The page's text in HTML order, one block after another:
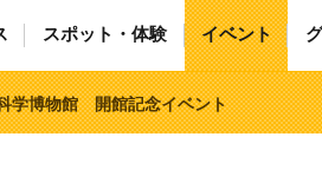
スポット・体験 イベント
学博物館 開館記念イベント